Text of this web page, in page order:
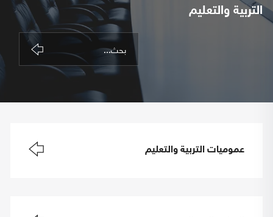
التربية والتعليم
عموميات التربية والتعليم